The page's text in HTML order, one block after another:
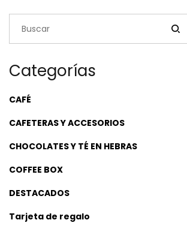
Categorías
CAFÉ
CAFETERAS Y ACCESORIOS
CHOCOLATES Y TÉ EN HEBRAS
COFFEE BOX
DESTACADOS
Tarjeta de regalo